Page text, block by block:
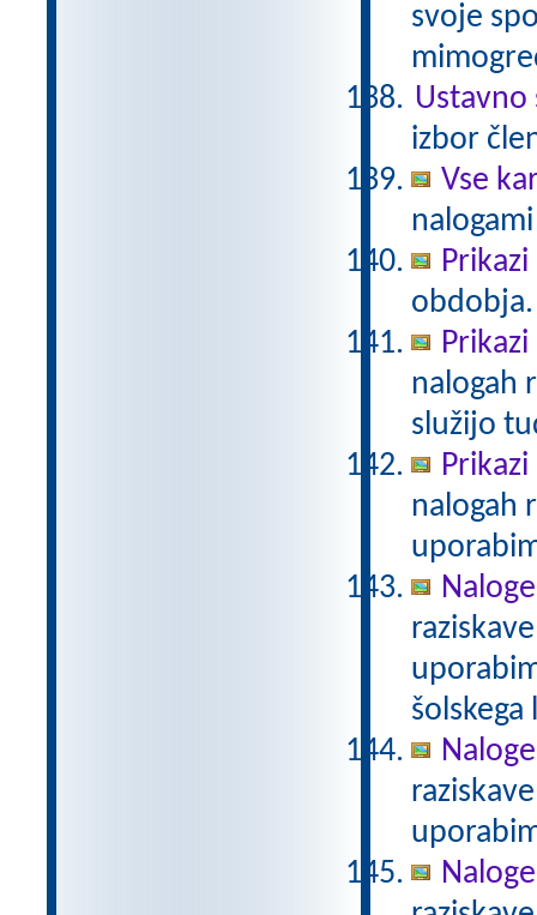
svoje
Ustavno
izbor
Vse
nalogah
služijo
nalogah
šolskega